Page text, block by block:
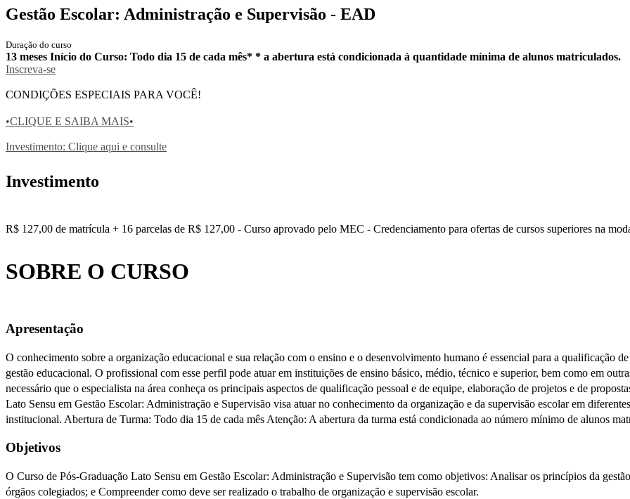
Gestão Escolar: Administração e Supervisão - EAD
Duração do curso
13 meses Início do Curso: Todo dia 15 de cada mês* * a abertura está condicionada à quantidade mínima de alunos matriculados.
Inscreva-se
CONDIÇÕES ESPECIAIS PARA VOCÊ!
•CLIQUE E SAIBA MAIS•
Investimento: Clique aqui e consulte
Investimento
R$ 127,00 de matrícula + 16 parcelas de R$ 127,00 - Curso aprovado pelo MEC - Credenciamento para ofertas de cursos superiores na
SOBRE O CURSO
Apresentação
O conhecimento sobre a organização educacional e sua relação com o ensino e o desenvolvimento humano é essencial para a qualificação
gestão educacional. O profissional com esse perfil pode atuar em instituições de ensino básico, médio, técnico e superior, bem como em
necessário que o especialista na área conheça os principais aspectos de qualificação pessoal e de equipe, elaboração de projetos e de
Lato Sensu em Gestão Escolar: Administração e Supervisão visa atuar no conhecimento da organização e da supervisão escolar em
institucional. Abertura de Turma: Todo dia 15 de cada mês Atenção: A abertura da turma está condicionada ao número mínimo de alunos
Objetivos
O Curso de Pós-Graduação Lato Sensu em Gestão Escolar: Administração e Supervisão tem como objetivos: Analisar os princípios da
órgãos colegiados; e Compreender como deve ser realizado o trabalho de organização e supervisão escolar.